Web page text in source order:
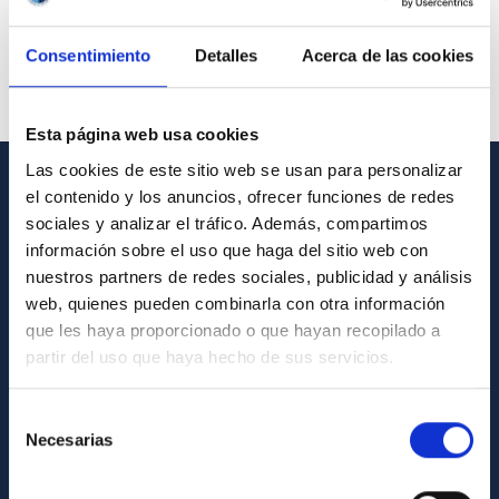
Consentimiento Detalles Acerca de las cookies
Esta página web usa cookies
Las cookies de este sitio web se usan para personalizar
el contenido y los anuncios, ofrecer funciones de redes
sociales y analizar el tráfico. Además, compartimos
información sobre el uso que haga del sitio web con
nuestros partners de redes sociales, publicidad y análisis
web, quienes pueden combinarla con otra información
que les haya proporcionado o que hayan recopilado a
partir del uso que haya hecho de sus servicios.
Necesarias
GENERAL INFORMATION
Contact
How to get to the IAC
List of personnel
Library